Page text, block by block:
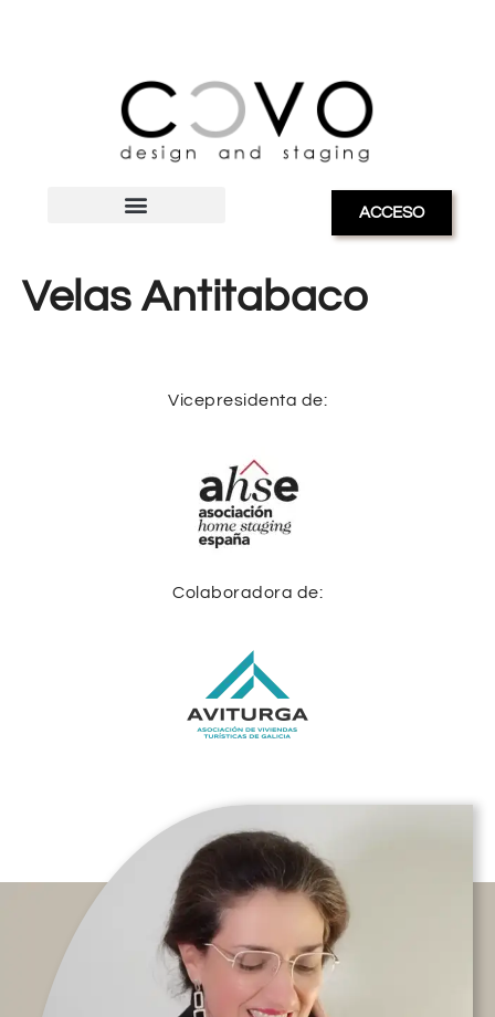
ACCESO
Velas Antitabaco
Vicepresidenta de:
Colaboradora de: